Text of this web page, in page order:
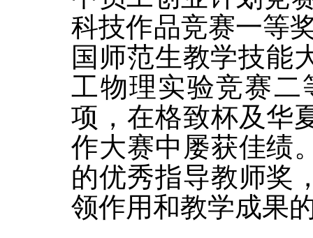
科技作品竞赛一等
国师范生教学技能
工物理实验竞赛二
项，在格致杯及华
作大赛中屡获佳绩
的优秀指导教师奖
领作用和教学成果